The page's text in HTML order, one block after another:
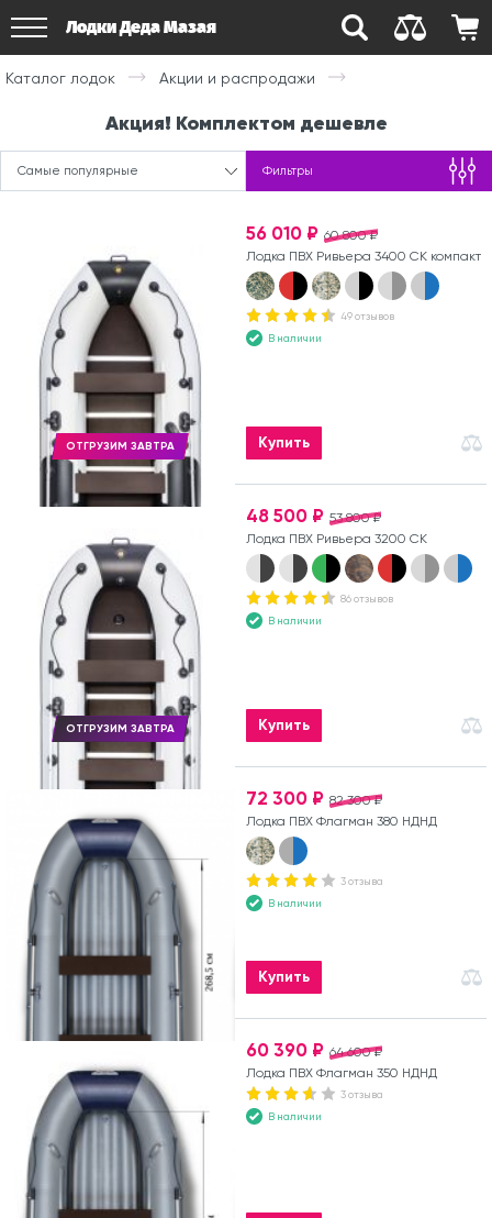
Лодки Деда Мазая
Каталог лодок Акции и распродажи
Акция! Комплектом дешевле
Самые популярные Фильтры
ОТГРУЗИМ ЗАВТРА
60 800 ₽
56 010 ₽
Лодка ПВХ Ривьера 3400 СК компакт
49 отзывов
В наличии
Купить
ОТГРУЗИМ ЗАВТРА
53 800 ₽
48 500 ₽
Лодка ПВХ Ривьера 3200 СК
86 отзывов
В наличии
Купить
82 300 ₽
72 300 ₽
Лодка ПВХ Флагман 380 НДНД
3 отзыва
В наличии
Купить
64 600 ₽
60 390 ₽
Лодка ПВХ Флагман 350 НДНД
3 отзыва
В наличии